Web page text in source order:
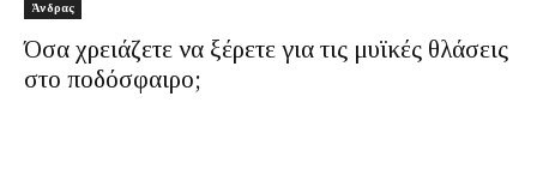
Άνδρας
Όσα χρειάζετε να ξέρετε για τις μυϊκές θλάσεις
στο ποδόσφαιρο;